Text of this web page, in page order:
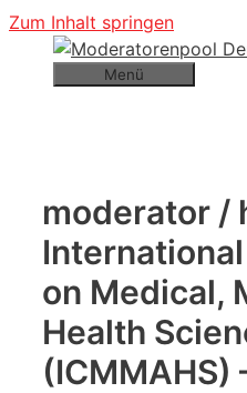
Zum Inhalt springen
Menü
moderator /
on Medical,
Health
(ICMMAHS)